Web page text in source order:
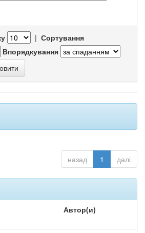
| Сортування
Впорядкування
назад 1 далі
Автор(и)